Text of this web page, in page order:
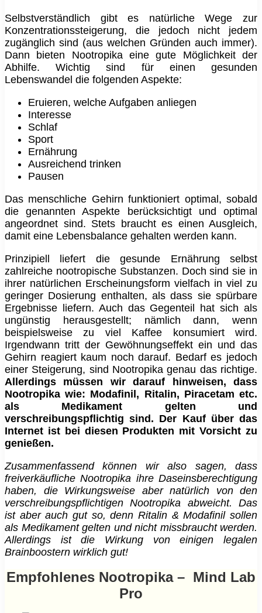
Selbstverständlich gibt es natürliche Wege zur
Konzentrationssteigerung, die jedoch nicht jedem
zugänglich sind (aus welchen Gründen auch immer).
Dann bieten Nootropika eine gute Möglichkeit der
Abhilfe. Wichtig sind für einen gesunden
Lebenswandel die folgenden Aspekte:
Eruieren, welche Aufgaben anliegen
Interesse
Schlaf
Sport
Ernährung
Ausreichend trinken
Pausen
Das menschliche Gehirn funktioniert optimal, sobald
die genannten Aspekte berücksichtigt und optimal
angeordnet sind. Stets braucht es einen Ausgleich,
damit eine Lebensbalance gehalten werden kann.
Prinzipiell liefert die gesunde Ernährung selbst
zahlreiche nootropische Substanzen. Doch sind sie in
ihrer natürlichen Erscheinungsform vielfach in viel zu
geringer Dosierung enthalten, als dass sie spürbare
Ergebnisse liefern. Auch das Gegenteil hat sich als
ungünstig herausgestellt; nämlich dann, wenn
beispielsweise zu viel Kaffee konsumiert wird.
Irgendwann tritt der Gewöhnungseffekt ein und das
Gehirn reagiert kaum noch darauf. Bedarf es jedoch
einer Steigerung, sind Nootropika genau das richtige.
Allerdings müssen wir darauf hinweisen, dass
Nootropika wie: Modafinil, Ritalin, Piracetam etc.
als Medikament gelten und
verschreibungspflichtig sind. Der Kauf über das
Internet ist bei diesen Produkten mit Vorsicht zu
genießen.
Zusammenfassend können wir also sagen, dass
freiverkäufliche Nootropika ihre Daseinsberechtigung
haben, die Wirkungsweise aber natürlich von den
verschreibungspflichtigen Nootropika abweicht. Das
ist aber auch gut so, denn Ritalin & Modafinil sollen
als Medikament gelten und nicht missbraucht werden.
Allerdings ist die Wirkung von einigen legalen
Brainboostern wirklich gut!
Empfohlenes Nootropika – Mind Lab
Pro